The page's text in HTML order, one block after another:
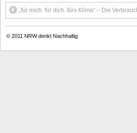
„für mich. für dich. fürs Klima“ – Die
© 2011 NRW denkt Nachhaltig